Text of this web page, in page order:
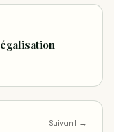
Suivant →